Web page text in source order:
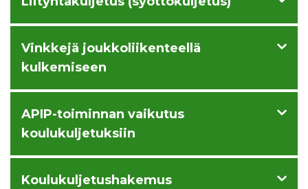
Vinkkejä joukkoliikenteellä
kulkemiseen
APIP-toiminnan vaikutus
koulukuljetuksiin
Koulukuljetushakemus